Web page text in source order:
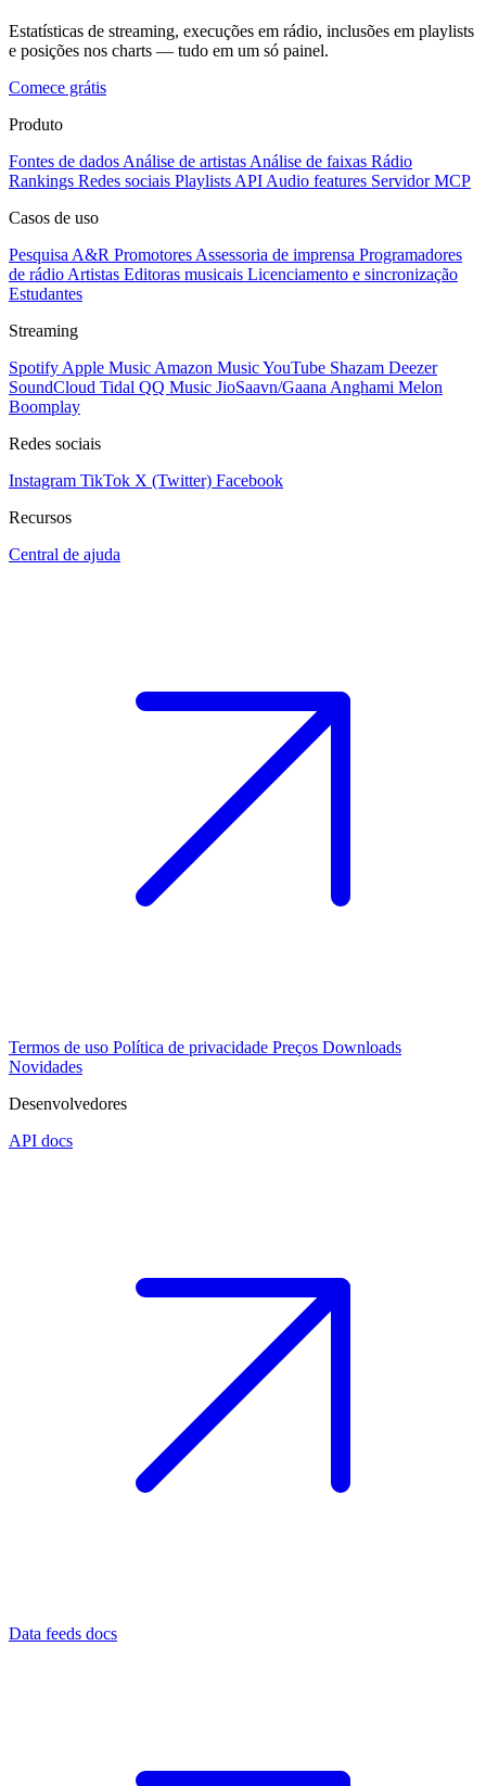
Estatísticas de streaming, execuções em rádio, inclusões em playlists
e posições nos charts — tudo em um só painel.
Comece grátis
Produto
Fontes de dados Análise de artistas Análise de faixas Rádio
Rankings Redes sociais Playlists API Audio features Servidor MCP
Casos de uso
Pesquisa A&R Promotores Assessoria de imprensa Programadores
de rádio Artistas Editoras musicais Licenciamento e sincronização
Estudantes
Streaming
Spotify Apple Music Amazon MusicYouTube Shazam Deezer
SoundCloud Tidal QQ Music JioSaavn/Gaana Anghami Melon
Boomplay
Redes sociais
Instagram TikTok X (Twitter) Facebook
Recursos
Central de ajuda
Termos de uso Política de privacidade Preços Downloads
Novidades
Desenvolvedores
API docs
Data feeds docs